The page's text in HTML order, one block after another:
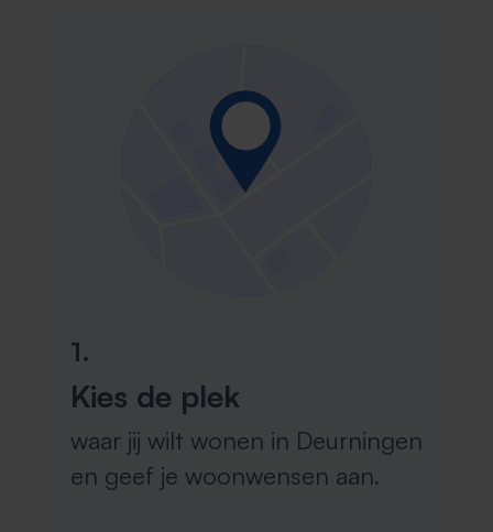
1.
Kies de plek
waar jij wilt wonen in Deurningen
en geef je woonwensen aan.